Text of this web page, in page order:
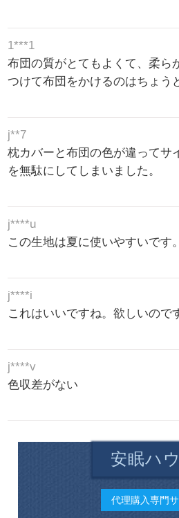
1***1
布団の質がとてもよくて、柔ら
つけて布団をかけるのはちょう
j**7
枕カバーと布団の色が違ってサ
を無駄にしてしまいました。
j****u
この生地は夏に使いやすいです。
j****i
これはいいですね。欲しいので
j****v
色収差がない
安眠ハ
代理購入専門